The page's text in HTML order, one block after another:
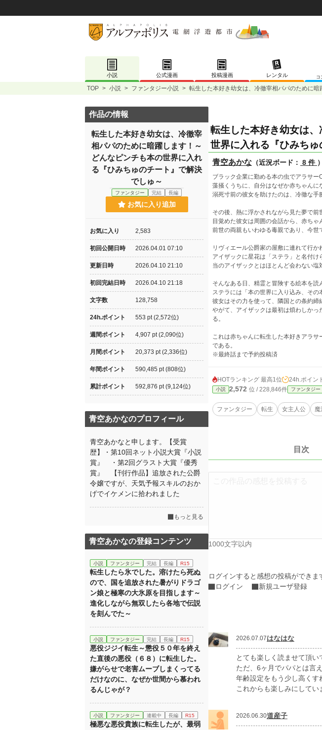
小説 公式漫画 投稿漫画 レンタル
コ
TOP > 小説 > ファンタジー小説 > 転生した本好き幼女は、冷徹宰相パパのために
転生した本好き幼女は
世界に入れる『ひみち
青空あかな （近況ボード： 8 件 ）
ブラック企業に勤める本の虫でアラサー
藻掻くうちに、自分はなぜか赤ちゃんに
溺死寸前の彼女を助けたのは、冷徹な手
その後、熱に浮かされながら見た夢で前
目覚めた彼女は周囲の会話から、赤ち
前世の両親もいわゆる毒親であり、今
リヴィエール公爵家の屋敷に連れて行
アイザックに星花は「ステラ」と名付け
当のアイザックとはほとんど会わない塩
そんなある日、精霊と冒険する絵本を読
ステラには「本の世界に入り込み、その
彼女はその力を使って、隣国との条約締
やがて、アイザックは最初は煩わしか
る。
これは赤ちゃんに転生した本好きアラ
である。
※最終話まで予約投稿済
HOTランキング 最高1位 24h.ポイン
小説 2,572 位 / 228,846件 ファンタジー
ファンタジー 転生 女主人公 魔
目次
1000文字以内
ログインすると感想の投稿ができま
ログイン
新規ユーザ登録
2026.07.07はなはな
とても楽しく読ませて頂い
ただ、6ヶ月でパパとは言
年齢設定をもう少し高く
これからも楽しみにしてい
2026.06.30道産子
作品の情報
転生した本好き幼女は、冷徹宰
相パパのために暗躍します！～
どんなピンチも本の世界に入れ
る『ひみちゅのチート』で解決
でしゅ～
ファンタジー 完結 長編
お気に入り追加
お気に入り 2,583
初回公開日時 2026.04.01 07:10
更新日時 2026.04.10 21:10
初回完結日時 2026.04.10 21:18
文字数 128,758
24h.ポイント 553 pt (2,572位)
週間ポイント 4,907 pt (2,090位)
月間ポイント 20,373 pt (2,336位)
年間ポイント 590,485 pt (808位)
累計ポイント 592,876 pt (9,124位)
青空あかなのプロフィール
青空あかなと申します。【受賞
歴】・第10回ネット小説大賞『小説
賞』 ・第2回グラスト大賞『優秀
賞』 【刊行作品】追放された公爵
令嬢ですが、天気予報スキルのおか
げでイケメンに拾われました
もっと見る
青空あかなの登録コンテンツ
小説 ファンタジー 完結 長編 R15
転生したら氷でした。溶けたら死ぬ
ので、国を追放された暑がりドラゴ
ン娘と極寒の大氷原を目指します～
進化しながら無双したら各地で伝説
を刻んでた～
小説 ファンタジー 完結 長編 R15
悪役ジジイ転生～懲役５０年を終え
た直後の悪役（６８）に転生した。
嫌がらせで老害ムーブしまくってる
だけなのに、なぜか世間から慕われ
るんじゃが？
小説 ファンタジー 連載中 長編 R15
極悪な悪役貴族に転生したが、最弱